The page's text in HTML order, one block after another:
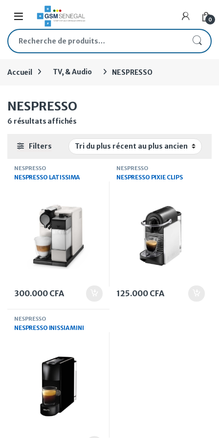
Skip to navigation
Skip to content
Open 0
Recherche pour :
Accueil TV, & Audio NESPRESSO
NESPRESSO
6 résultats affichés
Filters
NESPRESSO
NESPRESSO LATISSIMA
300.000 CFA
NESPRESSO
NESPRESSO PIXIE CLIPS
125.000 CFA
NESPRESSO
NESPRESSO INISSIA MINI